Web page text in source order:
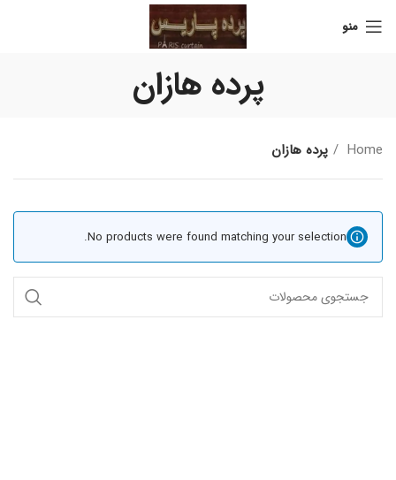
منو
پرده هازان
Home پرده هازان
No products were found matching your selection.